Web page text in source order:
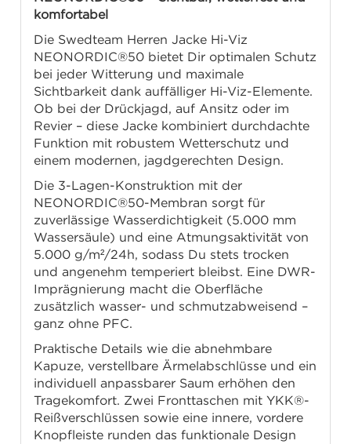
komfortabel
Die Swedteam Herren Jacke Hi-Viz
NEONORDIC®50 bietet Dir optimalen Schutz
bei jeder Witterung und maximale
Sichtbarkeit dank auffälliger Hi-Viz-Elemente.
Ob bei der Drückjagd, auf Ansitz oder im
Revier – diese Jacke kombiniert durchdachte
Funktion mit robustem Wetterschutz und
einem modernen, jagdgerechten Design.
Die 3-Lagen-Konstruktion mit der
NEONORDIC®50-Membran sorgt für
zuverlässige Wasserdichtigkeit (5.000 mm
Wassersäule) und eine Atmungsaktivität von
5.000 g/m²/24h, sodass Du stets trocken
und angenehm temperiert bleibst. Eine DWR-
Imprägnierung macht die Oberfläche
zusätzlich wasser- und schmutzabweisend –
ganz ohne PFC.
Praktische Details wie die abnehmbare
Kapuze, verstellbare Ärmelabschlüsse und ein
individuell anpassbarer Saum erhöhen den
Tragekomfort. Zwei Fronttaschen mit YKK®-
Reißverschlüssen sowie eine innere, vordere
Knopfleiste runden das funktionale Design